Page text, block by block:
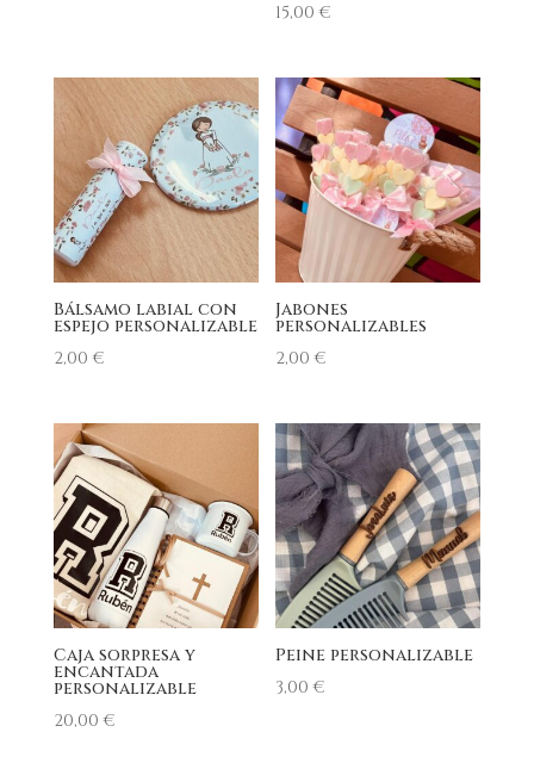
15,00€
Bálsamo labial con
espejo personalizable
2,00€
Jabones
personalizables
2,00€
Caja sorpresa y
encantada
personalizable
20,00€
Peine personalizable
3,00€